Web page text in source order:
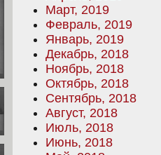
Март, 2019
Февраль, 2019
Январь, 2019
Декабрь, 2018
Ноябрь, 2018
Октябрь, 2018
Сентябрь, 2018
Август, 2018
Июль, 2018
Июнь, 2018